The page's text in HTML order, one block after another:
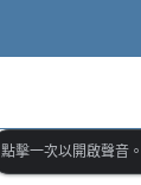
點擊一次以開啟聲音